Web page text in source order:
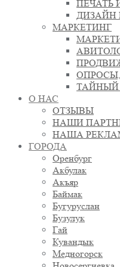
ПЕЧАТЬ
ДИЗАЙН
МАРКЕТИНГ
ТАЙНЫЙ
О НАС
ОТЗЫВЫ
НАШИ
НАША
ГОРОДА
Оренбург
Акбулак
Акъяр
Баймак
Бугуруслан
Бузулук
Гай
Кувандык
Медногорск